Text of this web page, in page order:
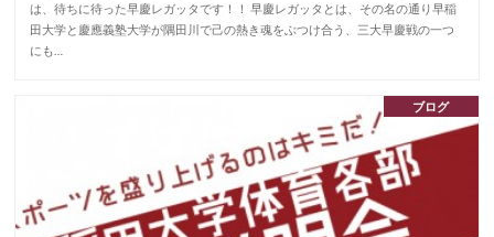
は、待ちに待った早慶レガッタです！！ 早慶レガッタとは、その名の通り早稲
田大学と慶應義塾大学が隅田川で己の熱き魂をぶつけ合う、三大早慶戦の一つ
にも…
ブログ